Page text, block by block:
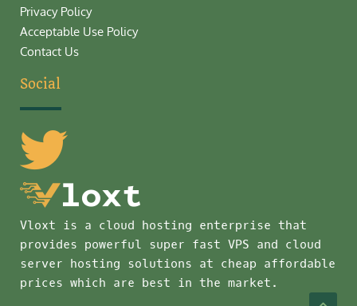
Privacy Policy
Acceptable Use Policy
Contact Us
Social
Vloxt is a cloud hosting enterprise that
provides powerful super fast VPS and cloud
server hosting solutions at cheap affordable
prices which are best in the market.